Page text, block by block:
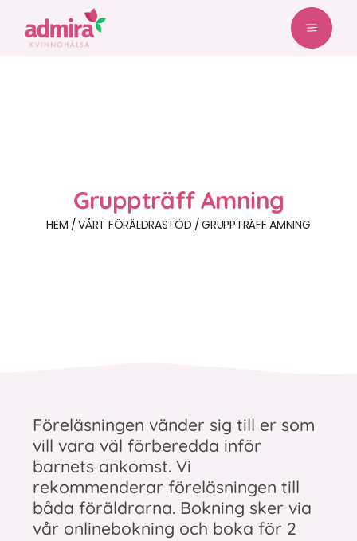
Gruppträff Amning
HEM VÅRT FÖRÄLDRASTÖD GRUPPTRÄFF AMNING
Föreläsningen vänder sig till er som
vill vara väl förberedda inför
barnets ankomst. Vi
rekommenderar föreläsningen till
båda föräldrarna. Bokning sker via
vår onlinebokning och boka för 2